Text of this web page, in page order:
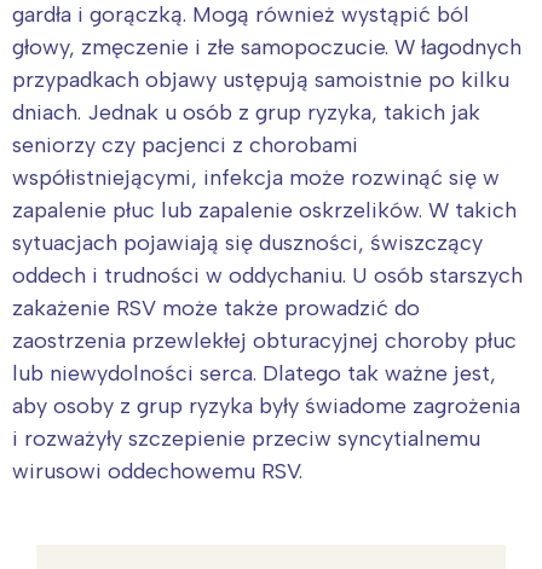
gardła i gorączką. Mogą również wystąpić ból
głowy, zmęczenie i złe samopoczucie. W łagodnych
przypadkach objawy ustępują samoistnie po kilku
dniach. Jednak u osób z grup ryzyka, takich jak
seniorzy czy pacjenci z chorobami
współistniejącymi, infekcja może rozwinąć się w
zapalenie płuc lub zapalenie oskrzelików. W takich
sytuacjach pojawiają się duszności, świszczący
oddech i trudności w oddychaniu. U osób starszych
zakażenie RSV może także prowadzić do
zaostrzenia przewlekłej obturacyjnej choroby płuc
lub niewydolności serca. Dlatego tak ważne jest,
aby osoby z grup ryzyka były świadome zagrożenia
i rozważyły szczepienie przeciw syncytialnemu
wirusowi oddechowemu RSV.